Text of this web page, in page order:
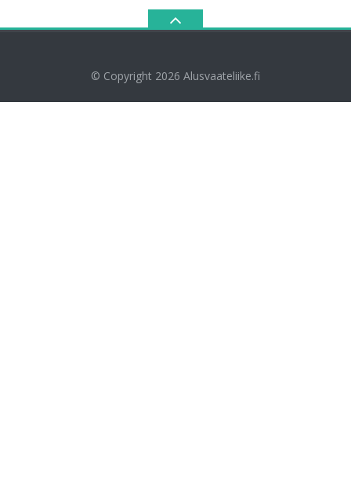
© Copyright 2026 Alusvaateliike.fi